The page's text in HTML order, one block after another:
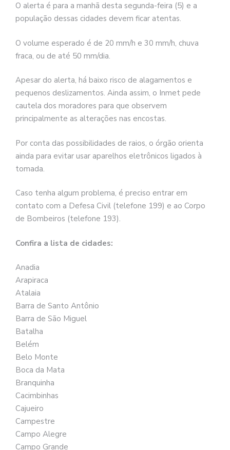
O alerta é para a manhã desta segunda-feira (5) e a
população dessas cidades devem ficar atentas.
O volume esperado é de 20 mm/h e 30 mm/h, chuva
fraca, ou de até 50 mm/dia.
Apesar do alerta, há baixo risco de alagamentos e
pequenos deslizamentos. Ainda assim, o Inmet pede
cautela dos moradores para que observem
principalmente as alterações nas encostas.
Por conta das possibilidades de raios, o órgão orienta
ainda para evitar usar aparelhos eletrônicos ligados à
tomada.
Caso tenha algum problema, é preciso entrar em
contato com a Defesa Civil (telefone 199) e ao Corpo
de Bombeiros (telefone 193).
Confira a lista de cidades:
Anadia
Arapiraca
Atalaia
Barra de Santo Antônio
Barra de São Miguel
Batalha
Belém
Belo Monte
Boca da Mata
Branquinha
Cacimbinhas
Cajueiro
Campestre
Campo Alegre
Campo Grande